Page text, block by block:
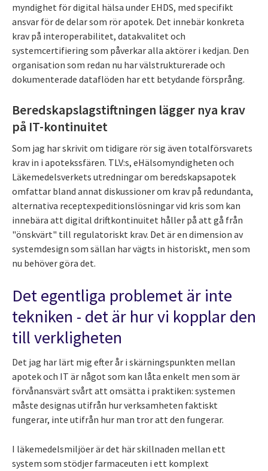
myndighet för digital hälsa under EHDS, med specifikt
ansvar för de delar som rör apotek. Det innebär konkreta
krav på interoperabilitet, datakvalitet och
systemcertifiering som påverkar alla aktörer i kedjan. Den
organisation som redan nu har välstrukturerade och
dokumenterade dataflöden har ett betydande försprång.
Beredskapslagstiftningen lägger nya krav
på IT-kontinuitet
Som jag har skrivit om tidigare rör sig även totalförsvarets
krav in i apotekssfären. TLV:s, eHälsomyndigheten och
Läkemedelsverkets utredningar om beredskapsapotek
omfattar bland annat diskussioner om krav på redundanta,
alternativa receptexpeditionslösningar vid kris som kan
innebära att digital driftkontinuitet håller på att gå från
"önskvärt" till regulatoriskt krav. Det är en dimension av
systemdesign som sällan har vägts in historiskt, men som
nu behöver göra det.
Det egentliga problemet är inte
tekniken - det är hur vi kopplar den
till verkligheten
Det jag har lärt mig efter år i skärningspunkten mellan
apotek och IT är något som kan låta enkelt men som är
förvånansvärt svårt att omsätta i praktiken: systemen
måste designas utifrån hur verksamheten faktiskt
fungerar, inte utifrån hur man tror att den fungerar.
I läkemedelsmiljöer är det här skillnaden mellan ett
system som stödjer farmaceuten i ett komplext